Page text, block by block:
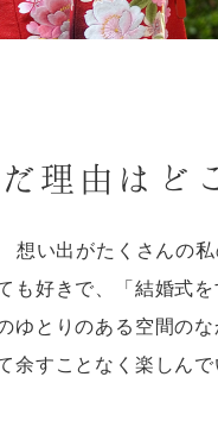
理由はど
い出がたくさんの私
も好きで、「結婚式を
ゆとりのある空間のな
余すことなく楽しんで